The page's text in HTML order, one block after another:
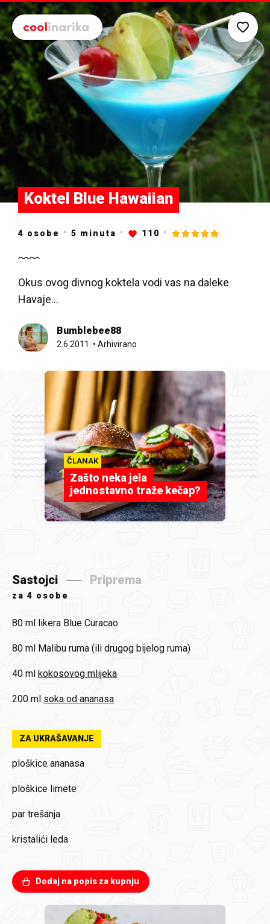
Preskoči na glavni sadržaj
Koktel Blue Hawaiian
4 osobe 5 minuta 110
Okus ovog divnog koktela vodi vas na daleke
Havaje...
Bumblebee88
2.6.2011. • Arhivirano
ČLANAK
Zašto neka jela
jednostavno traže kečap?
Sastojci Priprema
za 4 osobe
80 ml likera Blue Curacao
80 ml Malibu ruma (ili drugog bijelog ruma)
40 ml kokosovog mlijeka
200 ml soka od ananasa
ZA UKRAŠAVANJE
ploškice ananasa
ploškice limete
par trešanja
kristalići leda
Dodaj na popis za kupnju